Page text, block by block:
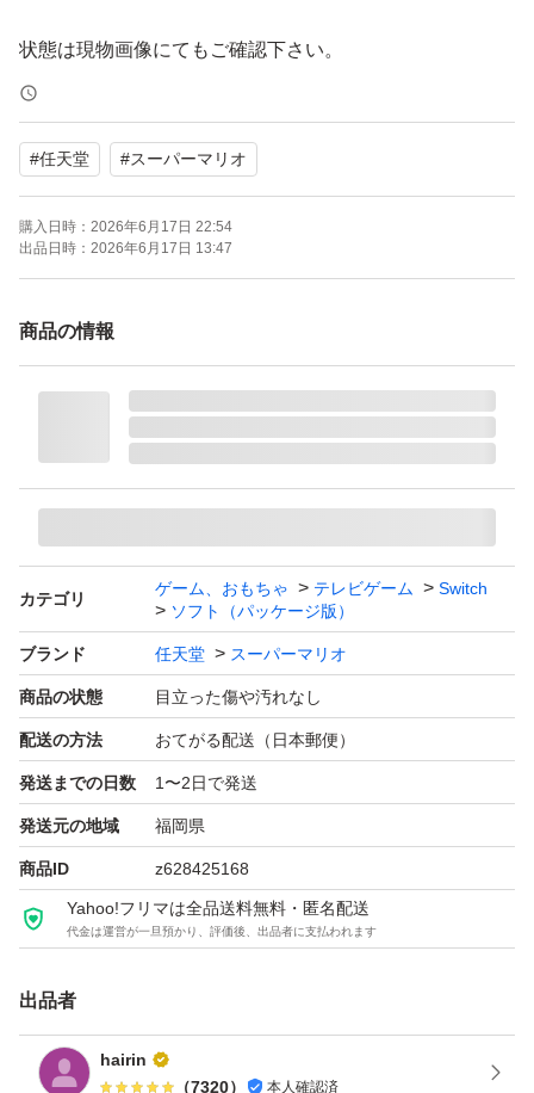
状態は現物画像にてもご確認下さい。
★付属品★
Nintendo Switch2用ソフト
マリオカート ワールド
パッケージ版
★発送詳細★
ゆうパケット系 無料
発送は概ね２４ｈ以内におこなっております
【Switch2】 マリオカート ワールド
ブランド：任天堂 スーパーマリオ
ゲームジャンル：レース
ソフトウェア対象年齢：全年齢対象
パッケージ種類：通常版
オンライン：オンライン対応
プレイモード：TVモード対応 テーブルモード対応 携帯モ
ード対応
#任天堂 #スーパーマリオ
購入日時： 2026年6月17日 22:54
出品日時： 2026年6月17日 13:47
商品の情報
カテゴリ
ゲーム、おもちゃ テレビゲーム
Switch
ソフト（パッケージ版）
ブランド 任天堂 スーパーマリオ
商品の状態 目立った傷や汚れなし
配送の方法 おてがる配送（日本郵便）
発送までの日数 1〜2日で発送
発送元の地域 福岡県
商品ID z628425168
Yahoo!フリマは全品送料無料・匿名配送
代金は運営が一旦預かり、評価後、出品者に支払われます
出品者
hairin
（7320） 本人確認済